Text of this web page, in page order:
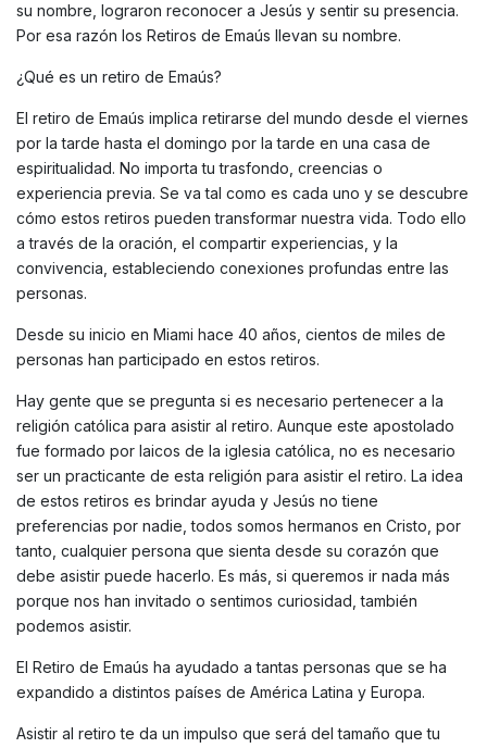
su nombre, lograron reconocer a Jesús y sentir su presencia.
Por esa razón los Retiros de Emaús llevan su nombre.
¿Qué es un retiro de Emaús?
El retiro de Emaús implica retirarse del mundo desde el viernes
por la tarde hasta el domingo por la tarde en una casa de
espiritualidad. No importa tu trasfondo, creencias o
experiencia previa. Se va tal como es cada uno y se descubre
cómo estos retiros pueden transformar nuestra vida. Todo ello
a través de la oración, el compartir experiencias, y la
convivencia, estableciendo conexiones profundas entre las
personas.
Desde su inicio en Miami hace 40 años, cientos de miles de
personas han participado en estos retiros.
Hay gente que se pregunta si es necesario pertenecer a la
religión católica para asistir al retiro. Aunque este apostolado
fue formado por laicos de la iglesia católica, no es necesario
ser un practicante de esta religión para asistir el retiro. La idea
de estos retiros es brindar ayuda y Jesús no tiene
preferencias por nadie, todos somos hermanos en Cristo, por
tanto, cualquier persona que sienta desde su corazón que
debe asistir puede hacerlo. Es más, si queremos ir nada más
porque nos han invitado o sentimos curiosidad, también
podemos asistir.
El Retiro de Emaús ha ayudado a tantas personas que se ha
expandido a distintos países de América Latina y Europa.
Asistir al retiro te da un impulso que será del tamaño que tu